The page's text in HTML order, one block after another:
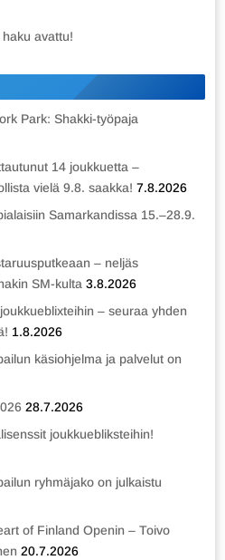
avattu!
Park: Shakki-työpaja
14 joukkuetta –
vielä 9.8. saakka! 7.8.2026
Samarkandissa 15.–28.9.
– neljäs
SM-kulta 3.8.2026
– seuraa yhden
1.8.2026
käsiohjelma ja palvelut on
28.7.2026
joukkuebliksteihin!
ryhmäjako on julkaistu
of Finland Openin – Toivo
20.7.2026